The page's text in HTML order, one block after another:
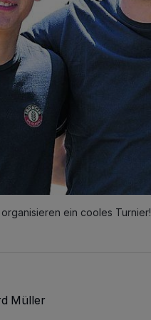
ein cooles Turnier!
Müller